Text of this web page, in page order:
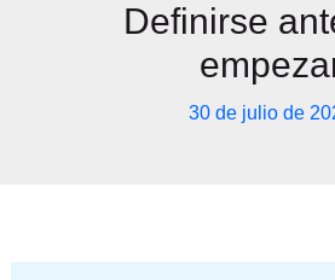
Definirse
30 de julio de